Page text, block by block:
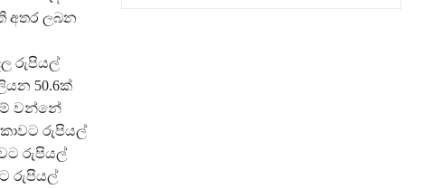
අතර ලබන
රුපියල්
50.6ක්
වන්නේ
රුපියල්
රුපියල්
රුපියල්